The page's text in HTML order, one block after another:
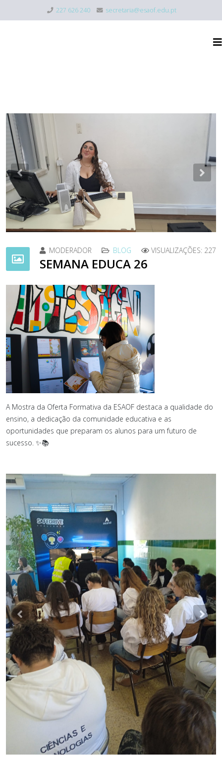
227 626 240 secretaria@esaof.edu.pt
Previous
MODERADOR BLOG VISUALIZAÇÕES: 227
SEMANA EDUCA 26
A Mostra da Oferta Formativa da ESAOF destaca a qualidade do
ensino, a dedicação da comunidade educativa e as
oportunidades que preparam os alunos para um futuro de
sucesso. ✨📚
Previous